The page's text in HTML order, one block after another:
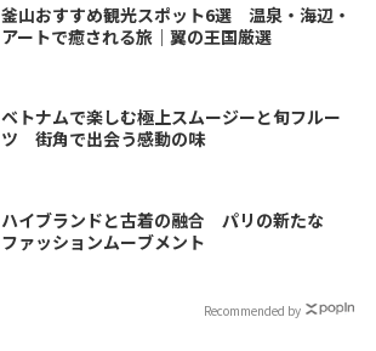
釜山おすすめ観光スポット6選 温泉・海辺・
アートで癒される旅｜翼の王国厳選
ベトナムで楽しむ極上スムージーと旬フルー
ツ 街角で出会う感動の味
ハイブランドと古着の融合 パリの新たな
ファッションムーブメント
Recommended by